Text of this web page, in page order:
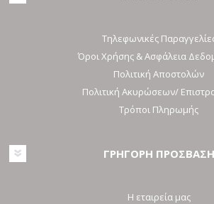
Τηλεφωνικές
Όροι Χρήσης & Ασφάλεια
Πολιτική Αποστολών
Πολιτική Ακυρώσεων/
Τρόποι Πληρωμής
ΓΡΗΓΟΡΗ ΠΡΟΣΒΑΣΗ
Η εταιρεία μας